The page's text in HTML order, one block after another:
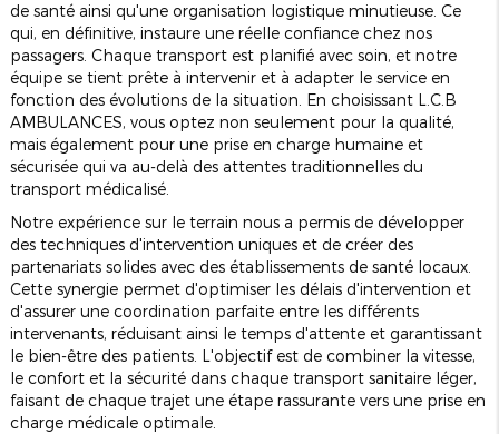
de santé ainsi qu'une organisation logistique minutieuse. Ce
qui, en définitive, instaure une réelle confiance chez nos
passagers. Chaque transport est planifié avec soin, et notre
équipe se tient prête à intervenir et à adapter le service en
fonction des évolutions de la situation. En choisissant L.C.B
AMBULANCES, vous optez non seulement pour la qualité,
mais également pour une prise en charge humaine et
sécurisée qui va au-delà des attentes traditionnelles du
transport médicalisé.
Notre expérience sur le terrain nous a permis de développer
des techniques d'intervention uniques et de créer des
partenariats solides avec des établissements de santé locaux.
Cette synergie permet d'optimiser les délais d'intervention et
d'assurer une coordination parfaite entre les différents
intervenants, réduisant ainsi le temps d'attente et garantissant
le bien-être des patients. L'objectif est de combiner la vitesse,
le confort et la sécurité dans chaque transport sanitaire léger,
faisant de chaque trajet une étape rassurante vers une prise en
charge médicale optimale.